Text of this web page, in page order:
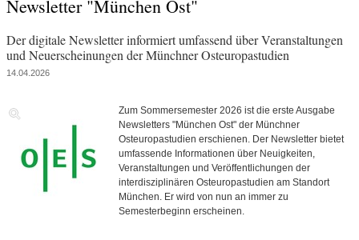
Newsletter "München Ost"
Der digitale Newsletter informiert umfassend über Veranstaltungen
und Neuerscheinungen der Münchner Osteuropastudien
14.04.2026
Zum Sommersemester 2026 ist die erste Ausgabe
Newsletters "München Ost" der Münchner
Osteuropastudien erschienen. Der Newsletter bietet
umfassende Informationen über Neuigkeiten,
Veranstaltungen und Veröffentlichungen der
interdisziplinären Osteuropastudien am Standort
München. Er wird von nun an immer zu
Semesterbeginn erscheinen.